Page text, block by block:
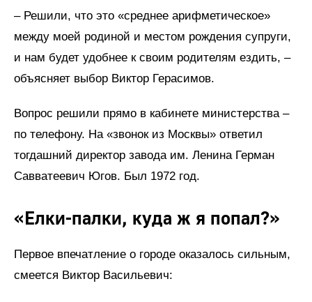
– Решили, что это «среднее арифметическое»
между моей родиной и местом рождения супруги,
и нам будет удобнее к своим родителям ездить, –
объясняет выбор Виктор Герасимов.
Вопрос решили прямо в кабинете министерства –
по телефону. На «звонок из Москвы» ответил
тогдашний директор завода им. Ленина Герман
Савватеевич Югов. Был 1972 год.
«Елки-палки, куда ж я попал?»
Первое впечатление о городе оказалось сильным,
смеется Виктор Васильевич: